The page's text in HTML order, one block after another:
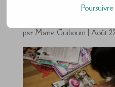
par Marie Guibouin | Août